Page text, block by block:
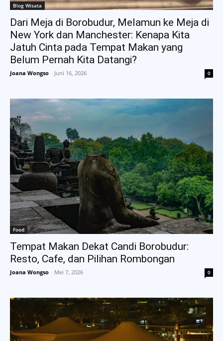
Blog Wisata
Dari Meja di Borobudur, Melamun ke Meja di
New York dan Manchester: Kenapa Kita
Jatuh Cinta pada Tempat Makan yang
Belum Pernah Kita Datangi?
Joana Wongso - Juni 16, 2026 0
Food
Tempat Makan Dekat Candi Borobudur:
Resto, Cafe, dan Pilihan Rombongan
Joana Wongso - Mei 7, 2026 0